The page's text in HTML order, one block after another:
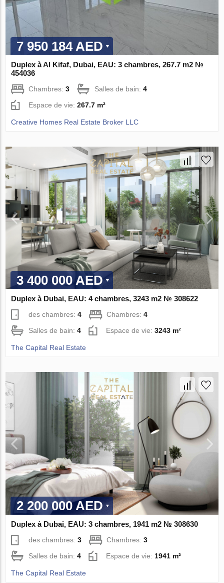
7 950 184 AED
Duplex à Al Kifaf, Dubai, EAU: 3 chambres, 267.7 m2 №
454036
Chambres:3 Salles de bain:4
Espace de vie:267.7 m²
Creative Homes Real Estate Broker LLC
3 400 000 AED
Duplex à Dubai, EAU: 4 chambres, 3243 m2 № 308622
des chambres:4 Chambres:4
Salles de bain:4 Espace de vie:3243 m²
The Capital Real Estate
2 200 000 AED
Duplex à Dubai, EAU: 3 chambres, 1941 m2 № 308630
des chambres:3 Chambres:3
Salles de bain:4 Espace de vie: 1941 m²
The Capital Real Estate